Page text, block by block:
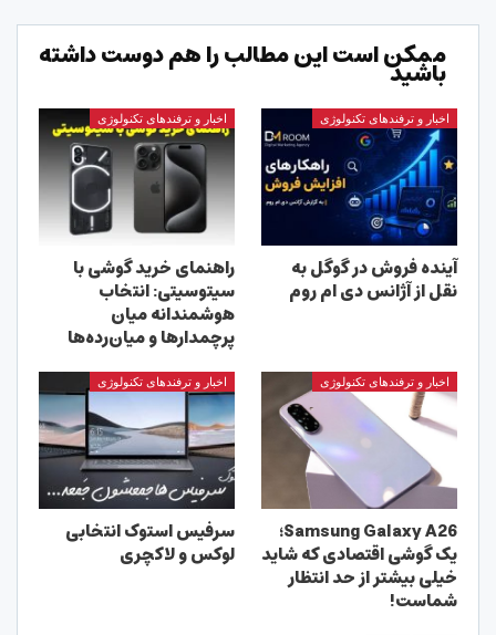
ممکن است این مطالب را هم دوست داشته
باشید
اخبار و ترفندهای تکنولوژی
آینده فروش در گوگل به
نقل از آژانس دی ام روم
اخبار و ترفندهای تکنولوژی
راهنمای خرید گوشی با
سیتوسیتی: انتخاب
هوشمندانه میان
پرچمدارها و میان‌رده‌ها
اخبار و ترفندهای تکنولوژی
Samsung Galaxy A26؛
یک گوشی اقتصادی که شاید
خیلی بیشتر از حد انتظار
شماست!
اخبار و ترفندهای تکنولوژی
سرفیس استوک انتخابی
لوکس و لاکچری